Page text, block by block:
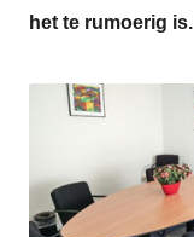
het te rumoerig is.